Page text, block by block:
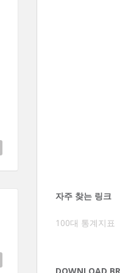
자주 찾는 링크
100대 통계지표